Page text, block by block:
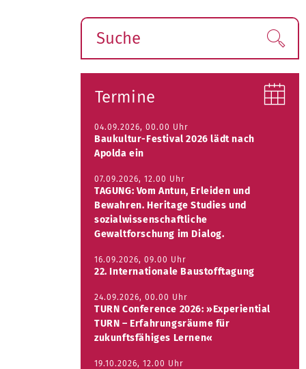
Suche
Termine
04.09.2026, 00.00 Uhr
Baukultur-Festival 2026 lädt nach
Apolda ein
07.09.2026, 12.00 Uhr
TAGUNG: Vom Antun, Erleiden und
Bewahren. Heritage Studies und
sozialwissenschaftliche
Gewaltforschung im Dialog.
16.09.2026, 09.00 Uhr
22. Internationale Baustofftagung
24.09.2026, 00.00 Uhr
TURN Conference 2026: »Experiential
TURN – Erfahrungsräume für
zukunftsfähiges Lernen«
19.10.2026, 12.00 Uhr